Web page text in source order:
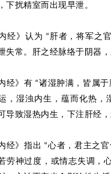
下扰精室而出现早泄。
经》认为 “ 肝者，将军之
失常。肝之经脉络于阴器
经》有 “诸湿肿满，皆属于
，湿浊内生，蕴而化热，
导致湿热内生，下注肝经，
经》指出 “心者，君主之
劳神过度，或情志失调，